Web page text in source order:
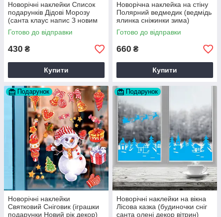
Новорічні наклейки Список
подарунків Дідові Морозу
(санта клаус напис З новим
роком) Набір M 500х440мм
матова
Готово до відправки
430 ₴
Купити
Новорічна наклейка на стіну
Полярний ведмедик (ведмідь
ялинка сніжинки зима)
матова Набір S 500х500мм
Готово до відправки
660 ₴
Купити
Подарунок
Новорічні наклейки
Святковий Сніговик (іграшки
подарунки Новий рік декор)
Подарунок
Новорічні наклейки на вікна
Лісова казка (будиночки сніг
санта олені декор вітрин)